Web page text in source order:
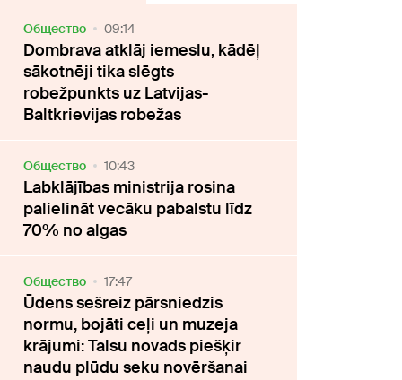
Oбщество 09:14
Dombrava atklāj iemeslu, kādēļ
sākotnēji tika slēgts
robežpunkts uz Latvijas-
Baltkrievijas robežas
Oбщество 10:43
Labklājības ministrija rosina
palielināt vecāku pabalstu līdz
70% no algas
Oбщество 17:47
Ūdens sešreiz pārsniedzis
normu, bojāti ceļi un muzeja
krājumi: Talsu novads piešķir
naudu plūdu seku novēršanai